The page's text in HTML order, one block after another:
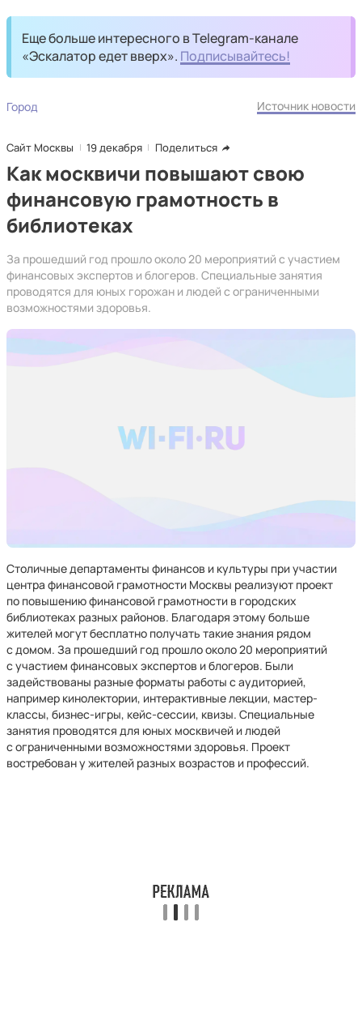
Еще больше интересного в Telegram-канале
«Эскалатор едет вверх». Подписывайтесь!
Город Источник новости
Сайт Москвы 19 декабря Поделиться
Как москвичи повышают свою
финансовую грамотность в
библиотеках
За прошедший год прошло около 20 мероприятий с участием
финансовых экспертов и блогеров. Специальные занятия
проводятся для юных горожан и людей с ограниченными
возможностями здоровья.
Столичные департаменты финансов и культуры при участии
центра финансовой грамотности Москвы реализуют проект
по повышению финансовой грамотности в городских
библиотеках разных районов. Благодаря этому больше
жителей могут бесплатно получать такие знания рядом
с домом. За прошедший год прошло около 20 мероприятий
с участием финансовых экспертов и блогеров. Были
задействованы разные форматы работы с аудиторией,
например кинолектории, интерактивные лекции, мастер-
классы, бизнес-игры, кейс-сессии, квизы. Специальные
занятия проводятся для юных москвичей и людей
с ограниченными возможностями здоровья. Проект
востребован у жителей разных возрастов и профессий.